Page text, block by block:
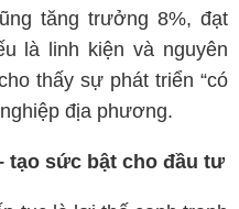
tăng trưởng 8%, đạt
là linh kiện và nguyên
thấy sự phát triển “có
địa phương.
tạo sức bật cho đầu tư